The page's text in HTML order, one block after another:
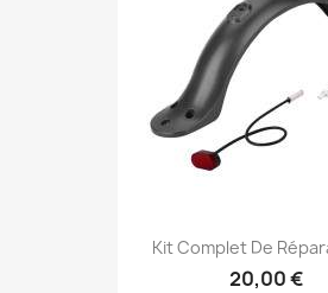
Kit Complet De
20,00 €